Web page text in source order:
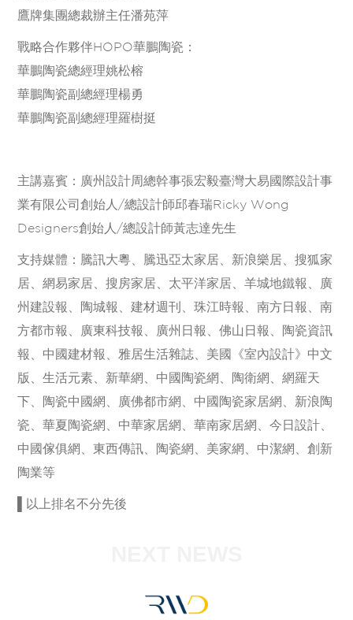
鷹牌集團總裁辦主任潘苑萍
戰略合作夥伴HOPO華鵬陶瓷：
華鵬陶瓷總經理姚松榕
華鵬陶瓷副總經理楊勇
華鵬陶瓷副總經理羅樹挺
主講嘉賓：廣州設計周總幹事張宏毅臺灣大易國際設計事
業有限公司創始人/總設計師邱春瑞Ricky Wong
Designers創始人/總設計師黃志達先生
支持媒體：騰訊大粵、騰迅亞太家居、新浪樂居、搜狐家
居、網易家居、搜房家居、太平洋家居、羊城地鐵報、廣
州建設報、陶城報、建材週刊、珠江時報、南方日報、南
方都市報、廣東科技報、廣州日報、佛山日報、陶瓷資訊
報、中國建材報、雅居生活雜誌、美國《室內設計》中文
版、生活元素、新華網、中國陶瓷網、陶衛網、網羅天
下、陶瓷中國網、廣佛都市網、中國陶瓷家居網、新浪陶
瓷、華夏陶瓷網、中華家居網、華南家居網、今日設計、
中國傢俱網、東西傳訊、陶瓷網、美家網、中潔網、創新
陶業等
▌以上排名不分先後